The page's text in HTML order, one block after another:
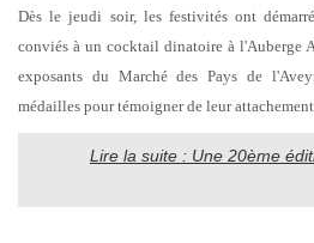
Dès le jeudi soir, les festivités ont
conviés à un cocktail dinatoire à l'Auberge
exposants du Marché des Pays de
médailles pour témoigner de leur
Lire la suite : Une 20ème